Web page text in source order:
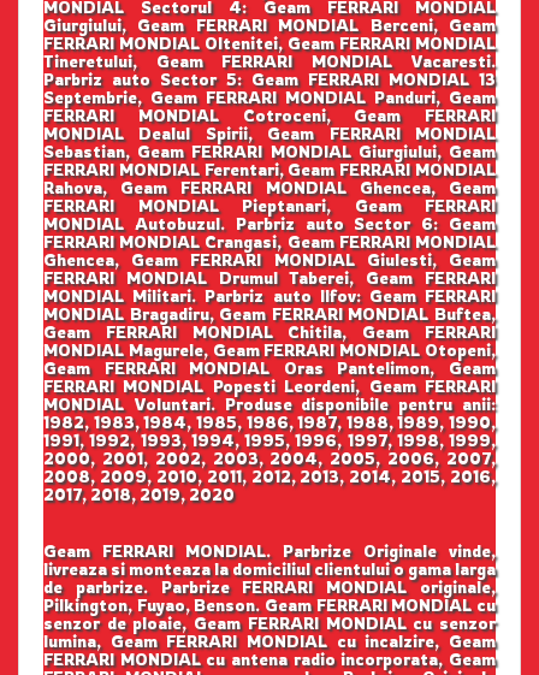
MONDIAL Sectorul 4: Geam FERRARI MONDIAL
Giurgiului, Geam FERRARI MONDIAL Berceni, Geam
FERRARI MONDIAL Oltenitei, Geam FERRARI MONDIAL
Tineretului, Geam FERRARI MONDIAL Vacaresti.
Parbriz auto Sector 5: Geam FERRARI MONDIAL 13
Septembrie, Geam FERRARI MONDIAL Panduri, Geam
FERRARI MONDIAL Cotroceni, Geam FERRARI
MONDIAL Dealul Spirii, Geam FERRARI MONDIAL
Sebastian, Geam FERRARI MONDIAL Giurgiului, Geam
FERRARI MONDIAL Ferentari, Geam FERRARI MONDIAL
Rahova, Geam FERRARI MONDIAL Ghencea, Geam
FERRARI MONDIAL Pieptanari, Geam FERRARI
MONDIAL Autobuzul. Parbriz auto Sector 6: Geam
FERRARI MONDIAL Crangasi, Geam FERRARI MONDIAL
Ghencea, Geam FERRARI MONDIAL Giulesti, Geam
FERRARI MONDIAL Drumul Taberei, Geam FERRARI
MONDIAL Militari. Parbriz auto Ilfov: Geam FERRARI
MONDIAL Bragadiru, Geam FERRARI MONDIAL Buftea,
Geam FERRARI MONDIAL Chitila, Geam FERRARI
MONDIAL Magurele, Geam FERRARI MONDIAL Otopeni,
Geam FERRARI MONDIAL Oras Pantelimon, Geam
FERRARI MONDIAL Popesti Leordeni, Geam FERRARI
MONDIAL Voluntari. Produse disponibile pentru anii:
1982, 1983, 1984, 1985, 1986, 1987, 1988, 1989, 1990,
1991, 1992, 1993, 1994, 1995, 1996, 1997, 1998, 1999,
2000, 2001, 2002, 2003, 2004, 2005, 2006, 2007,
2008, 2009, 2010, 2011, 2012, 2013, 2014, 2015, 2016,
2017, 2018, 2019, 2020
Geam FERRARI MONDIAL. Parbrize Originale vinde,
livreaza si monteaza la domiciliul clientului o gama larga
de parbrize. Parbrize FERRARI MONDIAL originale,
Pilkington, Fuyao, Benson. Geam FERRARI MONDIAL cu
senzor de ploaie, Geam FERRARI MONDIAL cu senzor
lumina, Geam FERRARI MONDIAL cu incalzire, Geam
FERRARI MONDIAL cu antena radio incorporata, Geam